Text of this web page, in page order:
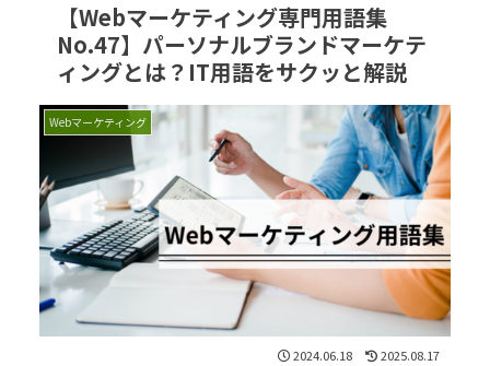
【Webマーケティング専門用語集
No.47】パーソナルブランドマーケテ
ィングとは？IT用語をサクッと解説
Webマーケティング
2024.06.18 2025.08.17